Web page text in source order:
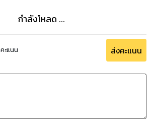
กำลังโหลด ...
คะแนน ส่งคะแนน